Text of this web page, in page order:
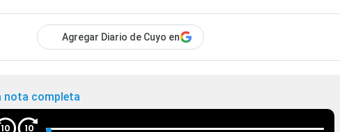
Agregar Diario de Cuyo en
nota completa
10 10